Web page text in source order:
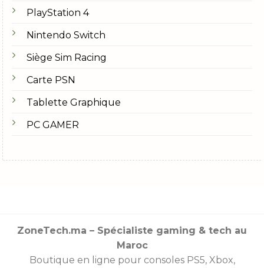
PlayStation 4
Nintendo Switch
Siège Sim Racing
Carte PSN
Tablette Graphique
PC GAMER
ZoneTech.ma – Spécialiste gaming & tech au
Maroc
Boutique en ligne pour consoles PS5, Xbox,